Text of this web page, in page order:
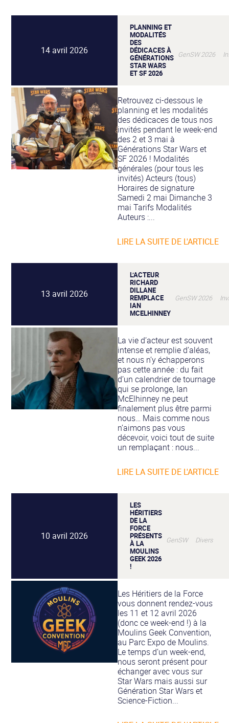
14 avril 2026
PLANNING ET
MODALITÉS
DES
DÉDICACES À
GÉNÉRATIONS
STAR WARS
ET SF 2026
GenSW 2026
Retrouvez ci-dessous le
planning et les modalités
des dédicaces de tous nos
invités pendant le week-end
des 2 et 3 mai à
Générations Star Wars et
SF 2026 ! Modalités
générales (pour tous les
invités) Acteurs (tous)
Horaires de signature
Samedi 2 mai Dimanche 3
mai Tarifs Modalités
Auteurs :...
LIRE LA SUITE DE L'ARTICLE
13 avril 2026
L’ACTEUR
RICHARD
DILLANE
REMPLACE
IAN
MCELHINNEY
GenSW 2026
La vie d’acteur est souvent
intense et remplie d’aléas,
et nous n’y échapperons
pas cette année : du fait
d’un calendrier de tournage
qui se prolonge, Ian
McElhinney ne peut
finalement plus être parmi
nous… Mais comme nous
n’aimons pas vous
décevoir, voici tout de suite
un remplaçant : nous...
LIRE LA SUITE DE L'ARTICLE
10 avril 2026
LES
HÉRITIERS
DE LA
FORCE
PRÉSENTS
À LA
MOULINS
GEEK 2026
!
GenSW Divers
Les Héritiers de la Force
vous donnent rendez-vous
les 11 et 12 avril 2026
(donc ce week-end !) à la
Moulins Geek Convention,
au Parc Expo de Moulins.
Le temps d’un week-end,
nous seront présent pour
échanger avec vous sur
Star Wars mais aussi sur
Génération Star Wars et
Science-Fiction...